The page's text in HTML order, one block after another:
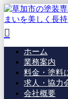
ホーム
業務案内
料金・塗料
求人・協力
会社概要